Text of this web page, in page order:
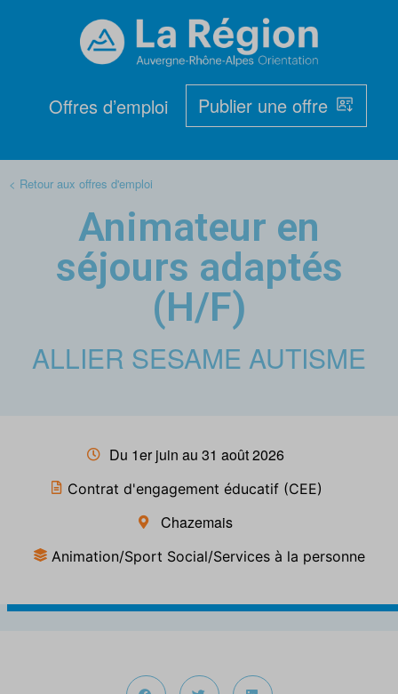
Offres d’emploi Publier une offre
< Retour aux offres d'emploi
Animateur en
séjours adaptés
(H/F)
ALLIER SESAME AUTISME
Du 1er juin au 31 août 2026
Contrat d'engagement éducatif (CEE)
Chazemais
Animation/Sport Social/Services à la personne